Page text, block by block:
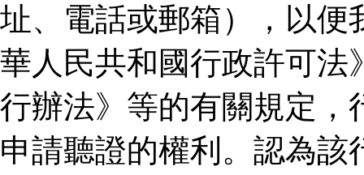
址、電話或郵箱），以便
華人民共和國行政許可法
行辦法》等的有關規定，
申請聽證的權利。認為